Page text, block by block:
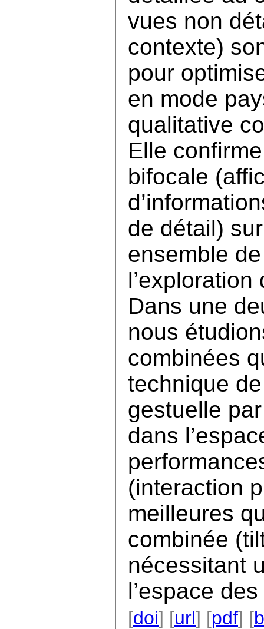
vues non
contexte)
pour
en mode
qualitative
Elle
bifocale
de détail)
ensemble
Dans une
nous
combinées
technique
gestuelle
dans
(interaction
meilleures
combinée
nécessitant
l’espace
[doi] [url] [pdf] [